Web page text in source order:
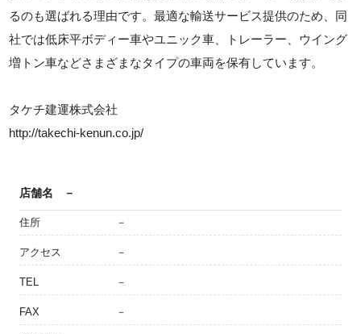
るのも選ばれる理由です。最適な輸送サービス提供のため、同
社では低床平ボディー車やユニック車、トレーラー、ウイング
増トン車などさまざまなタイプの車両を保有しています。
タケチ建運株式会社
http://takechi-kenun.co.jp/
店舗名 －
住所 －
アクセス －
TEL －
FAX －